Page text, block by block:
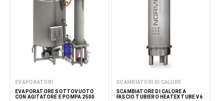
EVAPORATORI
EVAPORATORE SOTTOVUOTO
CON AGITATORE E POMPA 2500
SCAMBIATORI DI CALORE
SCAMBIATORE DI CALORE A
FASCIO TUBIERO HEATEX TUBE V6